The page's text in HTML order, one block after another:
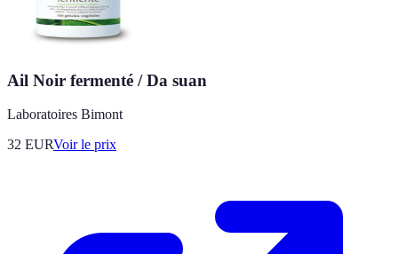
Ail Noir fermenté / Da suan
Laboratoires Bimont
32 EURVoir le prix